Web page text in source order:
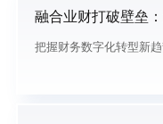
型转变。
融合业财打破壁垒
把握财务数字化转型新